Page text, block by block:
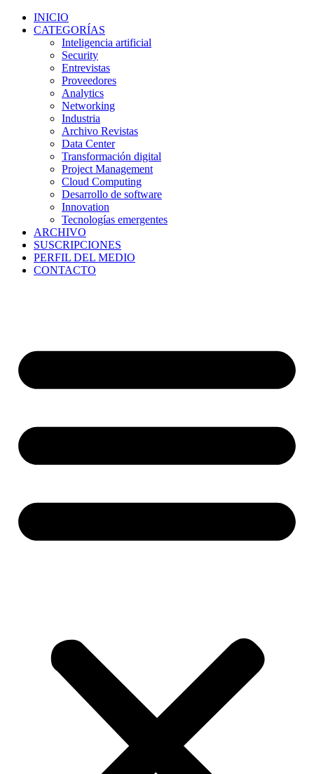
INICIO
CATEGORÍAS
Inteligencia artificial
Security
Entrevistas
Proveedores
Analytics
Networking
Industria
Archivo Revistas
Data Center
Transformación digital
Project Management
Cloud Computing
Desarrollo de software
Innovation
Tecnologías emergentes
ARCHIVO
SUSCRIPCIONES
PERFIL DEL MEDIO
CONTACTO